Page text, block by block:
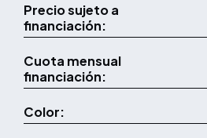
Precio sujeto a
financiación:
Cuota mensual
financiación:
Color: